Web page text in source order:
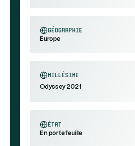
géographie
Europe
millésime
Odyssey 2021
état
En portefeuille